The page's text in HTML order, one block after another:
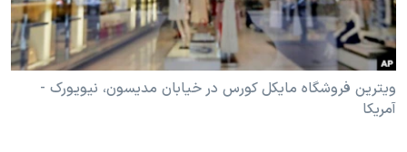
اقتصادی
علم و فناوری
اسرائیل در جنگ
گالری عکس
حمله جمهوری اسلامی به اسرائیل
رمز مهسا
ورزش زنان در ایران
اعتراضات زن، زندگی، آزادی
زبانهای مختلف
ویترین فروشگاه مایکل کورس در خیابان مدیسون، نیویورک -
آمریکا